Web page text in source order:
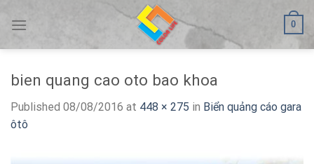
0
bien quang cao oto bao khoa
Published 08/08/2016 at 448 × 275 in Biển quảng cáo gara
ôtô